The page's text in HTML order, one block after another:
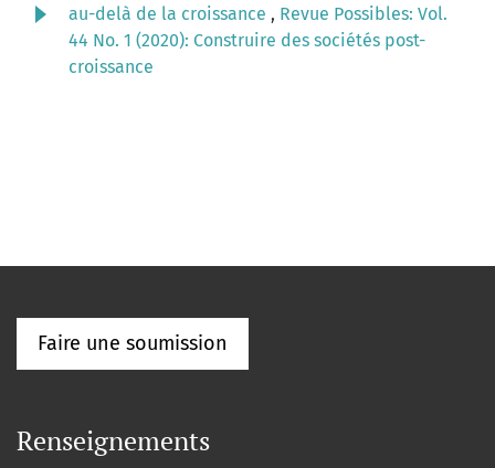
au-delà de la croissance , Revue Possibles: Vol.
44 No. 1 (2020): Construire des sociétés post-
croissance
Faire une soumission
Renseignements